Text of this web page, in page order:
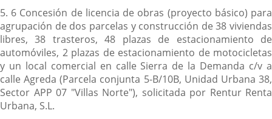
5. 6 Concesión de licencia de obras (proyecto básico) para
agrupación de dos parcelas y construcción de 38 viviendas
libres, 38 trasteros, 48 plazas de estacionamiento de
automóviles, 2 plazas de estacionamiento de motocicletas
y un local comercial en calle Sierra de la Demanda c/v a
calle Agreda (Parcela conjunta 5-B/10B, Unidad Urbana 38,
Sector APP 07 "Villas Norte"), solicitada por Rentur Renta
Urbana, S.L.